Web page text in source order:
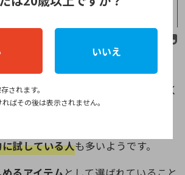
(@HIBIKI83267086) October 27,
ン・タール0の電子シーシャ
性を気にせず楽しめる点も人気の
配が少なく、部屋に匂いが残りにく
られました。
代わりとして利用している人や、
試している人も多いようです。
いいえ
されます。
ばその後は表示されません。